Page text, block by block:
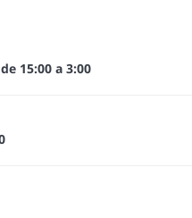
15:00 a 3:00